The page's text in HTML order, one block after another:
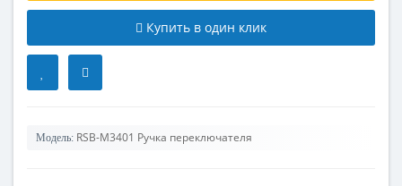
Купить в один клик
Модель: RSB-M3401 Ручка переключателя